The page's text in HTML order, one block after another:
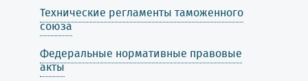
Технические регламенты таможенного
союза
Федеральные нормативные правовые
акты